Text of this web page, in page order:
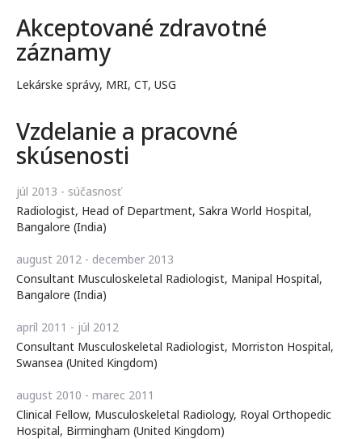
Akceptované zdravotné
záznamy
Lekárske správy, MRI, CT, USG
Vzdelanie a pracovné
skúsenosti
júl 2013 - súčasnosť
Radiologist, Head of Department, Sakra World Hospital,
Bangalore (India)
august 2012 - december 2013
Consultant Musculoskeletal Radiologist, Manipal Hospital,
Bangalore (India)
apríl 2011 - júl 2012
Consultant Musculoskeletal Radiologist, Morriston Hospital,
Swansea (United Kingdom)
august 2010 - marec 2011
Clinical Fellow, Musculoskeletal Radiology, Royal Orthopedic
Hospital, Birmingham (United Kingdom)